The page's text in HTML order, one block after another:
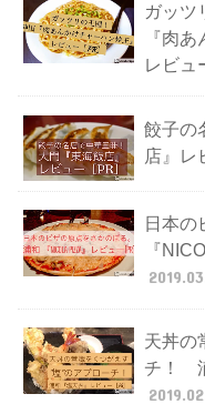
ガッツ
『肉
レビュ
餃子の
店』レ
日本の
『
天丼の
チ！